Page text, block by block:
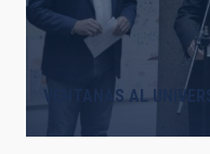
VENTANAS AL